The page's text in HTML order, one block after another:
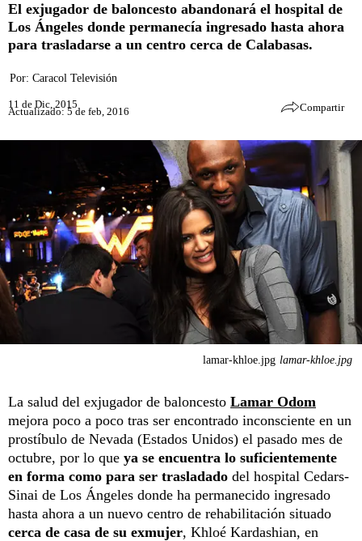
El exjugador de baloncesto abandonará el hospital de
Los Ángeles donde permanecía ingresado hasta ahora
para trasladarse a un centro cerca de Calabasas.
Por: Caracol Televisión
11 de Dic, 2015
Actualizado: 5 de feb, 2016 Compartir
lamar-khloe.jpg lamar-khloe.jpg
La salud del exjugador de baloncesto Lamar Odom
mejora poco a poco tras ser encontrado inconsciente en un
prostíbulo de Nevada (Estados Unidos) el pasado mes de
octubre, por lo que ya se encuentra lo suficientemente
en forma como para ser trasladado del hospital Cedars-
Sinai de Los Ángeles donde ha permanecido ingresado
hasta ahora a un nuevo centro de rehabilitación situado
cerca de casa de su exmujer, Khloé Kardashian, en